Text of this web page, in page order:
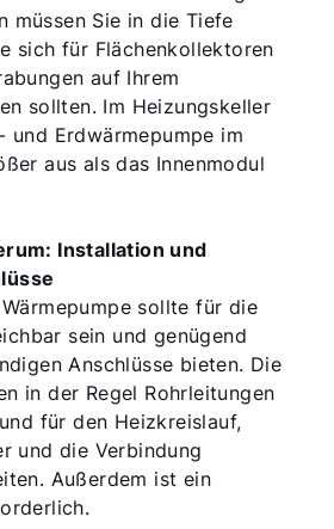
müssen Sie in die Tiefe
sich für Flächenkollektoren
auf Ihrem
sollten. Im Heizungskeller
und Erdwärmepumpe im
aus als das Innenmodul
Installation und
sollte für die
sein und genügend
Anschlüsse bieten. Die
in der Regel Rohrleitungen
für den Heizkreislauf,
und die Verbindung
Außerdem ist ein